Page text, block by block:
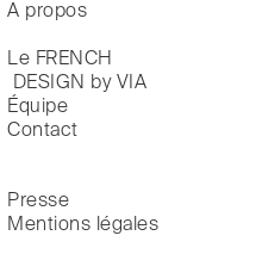
A propos
Le FRENCH
DESIGN by VIA
Équipe
Contact
Presse
Mentions légales